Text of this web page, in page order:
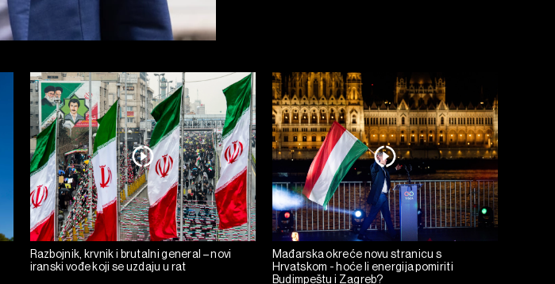
Razbojnik, krvnik i brutalni general – novi
iranski vođe koji se uzdaju u rat
Mađarska okreće novu stranicu s
Hrvatskom - hoće li energija pomiriti
Budimpeštu i Zagreb?